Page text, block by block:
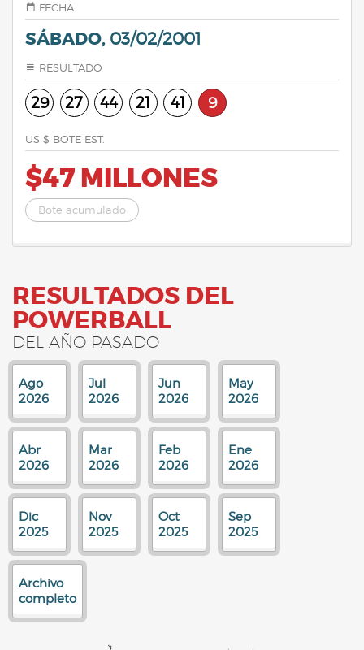
FECHA
SÁBADO, 03/02/2001
RESULTADO
29 27 44 21 41 9
US $ BOTE EST.
$47 MILLONES
Bote acumulado
RESULTADOS DEL
POWERBALL
DEL AÑO PASADO
Ago
2026
Jul
2026
Jun
2026
May
2026
Abr
2026
Mar
2026
Feb
2026
Ene
2026
Dic
2025
Nov
2025
Oct
2025
Sep
2025
Archivo
completo